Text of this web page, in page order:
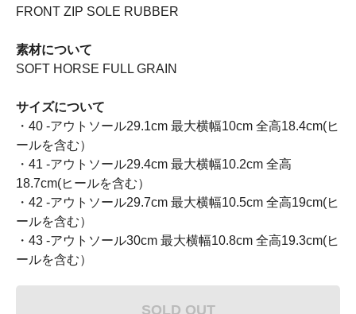
FRONT ZIP SOLE RUBBER
素材について
SOFT HORSE FULL GRAIN
サイズについて
・40 -アウトソール29.1cm 最大横幅10cm 全高18.4cm(ヒ
ールを含む）
・41 -アウトソール29.4cm 最大横幅10.2cm 全高
18.7cm(ヒールを含む）
・42 -アウトソール29.7cm 最大横幅10.5cm 全高19cm(ヒ
ールを含む）
・43 -アウトソール30cm 最大横幅10.8cm 全高19.3cm(ヒ
ールを含む）
SOLD OUT